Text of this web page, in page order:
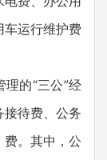
车运行维护费
的“三公”经
接待费、公务
费。其中，公